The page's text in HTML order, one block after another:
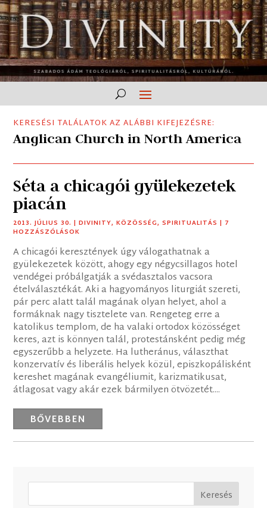
KERESÉSI TALÁLATOK AZ ALÁBBI KIFEJEZÉSRE:
Anglican Church in North America
Séta a chicagói gyülekezetek
piacán
2013. JÚLIUS 30. |DIVINITY,KÖZÖSSÉG,SPIRITUALITÁS | 7
HOZZÁSZÓLÁSOK
A chicagói keresztények úgy válogathatnak a
gyülekezetek között, ahogy egy négycsillagos hotel
vendégei próbálgatják a svédasztalos vacsora
ételválasztékát. Aki a hagyományos liturgiát szereti,
pár perc alatt talál magának olyan helyet, ahol a
formáknak nagy tisztelete van. Rengeteg erre a
katolikus templom, de ha valaki ortodox közösséget
keres, azt is könnyen talál, protestánsként pedig még
egyszerűbb a helyzete. Ha lutheránus, választhat
konzervatív és liberális helyek közül, episzkopálisként
kereshet magának evangéliumit, karizmatikusat,
átlagosat vagy akár ezek bármilyen ötvözetét....
BŐVEBBEN